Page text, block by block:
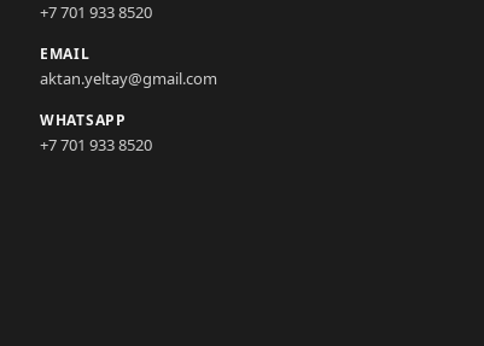
+7 701 933 8520
EMAIL
aktan.yeltay@gmail.com
WHATSAPP
+7 701 933 8520